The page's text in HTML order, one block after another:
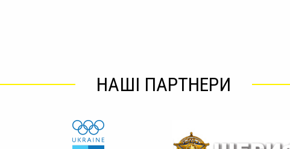
НАШІ ПАРТНЕРИ